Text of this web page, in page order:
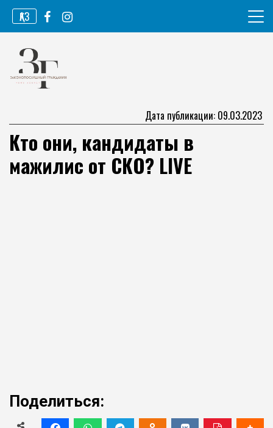
Перейти
содержимому
ҚАЗ
Законопослушный гражданин
Дата публикации: 09.03.2023
Кто они, кандидаты в
мажилис от СКО? LIVE
Поделиться: